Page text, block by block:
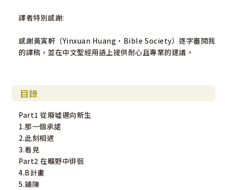
譯者特別感謝:
感謝黃寅軒（Yinxuan Huang，Bible Society）逐字審閱我
的譯稿，並在中文聖經用語上提供耐心且專業的建議。
目錄
Part1 從廢墟邁向新生
1.那一個承諾
2.此刻相遇
3.看見
Part2 在曠野中徘徊
4.B計畫
5.鋪陳